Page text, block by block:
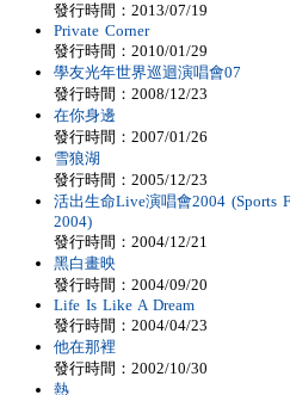
發行時間：2013/07/19
Private Corner
發行時間：2010/01/29
學友光年世界巡迴演唱會07
發行時間：2008/12/23
在你身邊
發行時間：2007/01/26
雪狼湖
發行時間：2005/12/23
活出生命Live演唱會2004 (Sports
2004)
發行時間：2004/12/21
黑白畫映
發行時間：2004/09/20
Life Is Like A Dream
發行時間：2004/04/23
他在那裡
發行時間：2002/10/30
熱